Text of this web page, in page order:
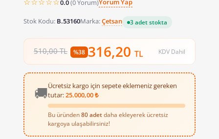
0.0(0 Yorum)Yorum Yap
Stok Kodu: B.53160Marka:Çetsan 3 adet stokta
510,00 TL %38 316,20 TL KDV Dahil
🚚Ücretsiz kargo için sepete eklemeniz gereken
tutar:25.000,00 ₺
Bu üründen 80 adetdaha ekleyerek ücretsiz
kargoya ulaşabilirsiniz!